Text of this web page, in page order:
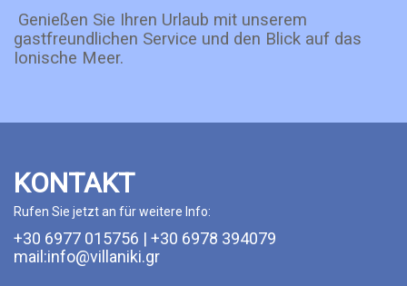
Genießen Sie Ihren Urlaub mit unserem
gastfreundlichen Service und den Blick auf das
Ionische Meer.
KONTAKT
Rufen Sie jetzt an für weitere Info:
+30 6977 015756 | +30 6978 394079
mail:info@villaniki.gr